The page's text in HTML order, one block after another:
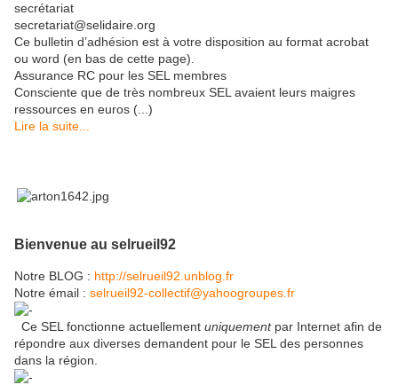
secrétariat
secretariat@selidaire.org
Ce bulletin d’adhésion est à votre disposition au format acrobat
ou word (en bas de cette page).
Assurance RC pour les SEL membres
Consciente que de très nombreux SEL avaient leurs maigres
ressources en euros (...)
Lire la suite...
Bienvenue au selrueil92
Notre BLOG : http://selrueil92.unblog.fr
Notre émail : selrueil92-collectif@yahoogroupes.fr
Ce SEL fonctionne actuellement uniquementpar Internet afin de
répondre aux diverses demandent pour le SEL des personnes
dans la région.